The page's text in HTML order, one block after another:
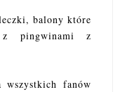
balony które
pingwinami z
fanów